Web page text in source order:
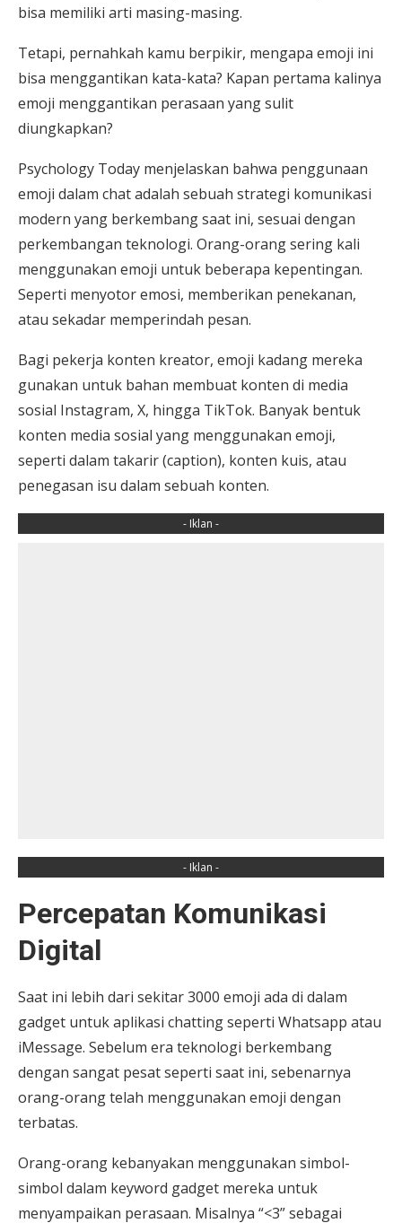
bisa memiliki arti masing-masing.
Tetapi, pernahkah kamu berpikir, mengapa emoji ini
bisa menggantikan kata-kata? Kapan pertama kalinya
emoji menggantikan perasaan yang sulit
diungkapkan?
Psychology Today menjelaskan bahwa penggunaan
emoji dalam chat adalah sebuah strategi komunikasi
modern yang berkembang saat ini, sesuai dengan
perkembangan teknologi. Orang-orang sering kali
menggunakan emoji untuk beberapa kepentingan.
Seperti menyotor emosi, memberikan penekanan,
atau sekadar memperindah pesan.
Bagi pekerja konten kreator, emoji kadang mereka
gunakan untuk bahan membuat konten di media
sosial Instagram, X, hingga TikTok. Banyak bentuk
konten media sosial yang menggunakan emoji,
seperti dalam takarir (caption), konten kuis, atau
penegasan isu dalam sebuah konten.
- Iklan -
- Iklan -
Percepatan Komunikasi
Digital
Saat ini lebih dari sekitar 3000 emoji ada di dalam
gadget untuk aplikasi chatting seperti Whatsapp atau
iMessage. Sebelum era teknologi berkembang
dengan sangat pesat seperti saat ini, sebenarnya
orang-orang telah menggunakan emoji dengan
terbatas.
Orang-orang kebanyakan menggunakan simbol-
simbol dalam keyword gadget mereka untuk
menyampaikan perasaan. Misalnya “<3” sebagai